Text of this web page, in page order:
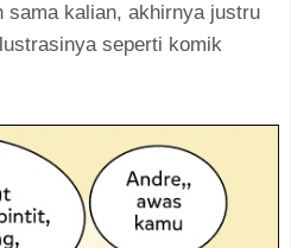
sama kalian, akhirnya justru
seperti komik